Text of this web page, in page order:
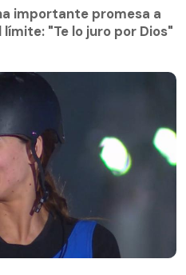
"Te lo juro por Dios"
importante promesa a
"Te lo juro por Dios"